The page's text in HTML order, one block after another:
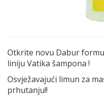
Otkrite novu Dabur
liniju Vatika šampona !
Osvježavajući limun za
prhutanju!!